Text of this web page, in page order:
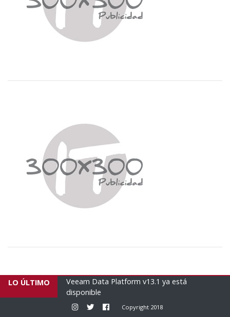
LO ÚLTIMO
Architect para el
Veeam Data Platform v13.1 ya está
disponible
Copyright 2018
Instagram
TwitterFacebook